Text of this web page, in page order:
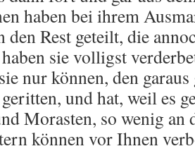
haben bei ihrem
den Rest geteilt, die
sie volligst
nur können, den
und hat, weil es
Morasten, so wenig an
können vor Ihnen